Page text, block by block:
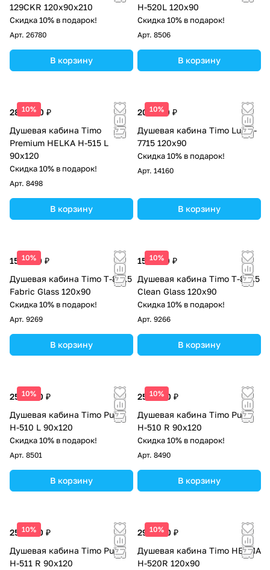
129CKR 120x90x210
Скидка 10% в подарок!
Арт. 26780
В корзину
H-520L 120х90
Скидка 10% в подарок!
Арт. 8506
В корзину
10%
289 900 ₽
Душевая кабина Timo
Premium HELKA H-515 L
90х120
Скидка 10% в подарок!
Арт. 8498
В корзину
10%
202 100 ₽
Душевая кабина Timo Lux T-
7715 120х90
Скидка 10% в подарок!
Арт. 14160
В корзину
10%
152 600 ₽
Душевая кабина Timo T-8815
Fabric Glass 120х90
Скидка 10% в подарок!
Арт. 9269
В корзину
10%
154 200 ₽
Душевая кабина Timo T-8815
Clean Glass 120х90
Скидка 10% в подарок!
Арт. 9266
В корзину
10%
256 800 ₽
Душевая кабина Timo Puro
H-510 L 90х120
Скидка 10% в подарок!
Арт. 8501
В корзину
10%
256 800 ₽
Душевая кабина Timo Puro
H-510 R 90х120
Скидка 10% в подарок!
Арт. 8490
В корзину
10%
256 800 ₽
Душевая кабина Timo Puro
H-511 R 90x120
10%
298 300 ₽
Душевая кабина Timo HELMA
H-520R 120х90